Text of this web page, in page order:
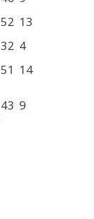
52 13
32 4
51 14
43 9